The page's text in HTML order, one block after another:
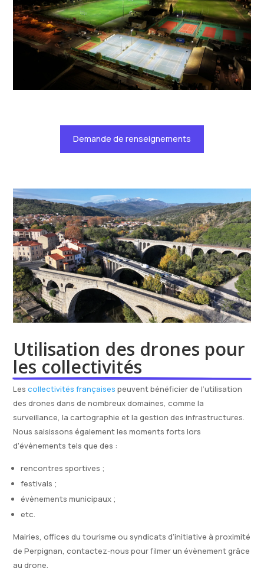
Demande de renseignements
Utilisation des drones pour
les collectivités
Lescollectivités françaises peuvent bénéficier de l’utilisation
des drones dans de nombreux domaines, comme la
surveillance, la cartographie et la gestion des infrastructures.
Nous saisissons également les moments forts lors
d’évènements tels que des :
rencontres sportives ;
festivals ;
évènements municipaux ;
etc.
Mairies, offices du tourisme ou syndicats d’initiative à proximité
de Perpignan, contactez-nous pour filmer un évènement grâce
au drone.